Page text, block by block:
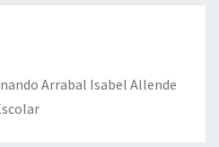
Arrabal Isabel Allende